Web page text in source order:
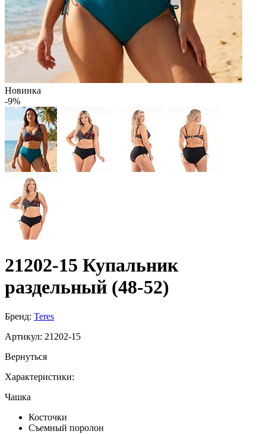
Новинка
-9%
21202-15 Купальник
раздельный (48-52)
Бренд: Teres
Артикул: 21202-15
Вернуться
Характеристики:
Чашка
Косточки
Съемный поролон